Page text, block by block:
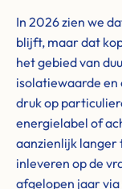
In 2026 zien we
blijft, maar dat
het gebied van
isolatiewaarde en
druk op
energielabel of
aanzienlijk langer
inleveren op de
afgelopen jaar